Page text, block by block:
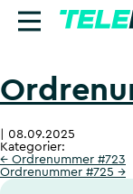
Reparation
Sælg
Find butik
08.09.2025
Kategorier:
← Ordrenummer #723
Ordrenummer #725 →